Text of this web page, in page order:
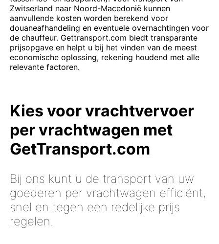
Zwitserland naar Noord-Macedonië kunnen
aanvullende kosten worden berekend voor
douaneafhandeling en eventuele overnachtingen voor
de chauffeur. Gettransport.com biedt transparante
prijsopgave en helpt u bij het vinden van de meest
economische oplossing, rekening houdend met alle
relevante factoren.
Kies voor vrachtvervoer
per vrachtwagen met
GetTransport.com
Bij ons kunt u de transport van uw
goederen per vrachtwagen efficiënt,
snel en tegen een redelijke prijs
regelen.